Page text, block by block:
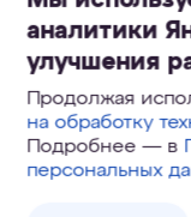
аналитики
улучшения
Продолжая
на обработку
Подробнее — в
персональных